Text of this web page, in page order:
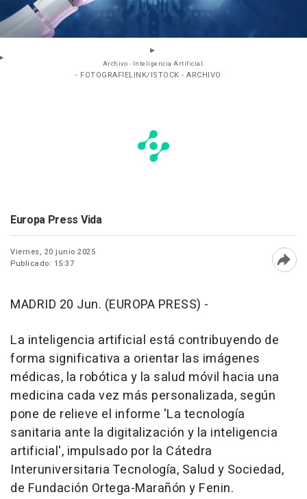
Archivo - Inteligencia Artificial.
- FOTOGRAFIELINK/ISTOCK - ARCHIVO
Europa Press Vida
Viernes, 20 junio 2025
Publicado: 15:37
MADRID 20 Jun. (EUROPA PRESS) -
La inteligencia artificial está contribuyendo de
forma significativa a orientar las imágenes
médicas, la robótica y la salud móvil hacia una
medicina cada vez más personalizada, según
pone de relieve el informe 'La tecnología
sanitaria ante la digitalización y la inteligencia
artificial', impulsado por la Cátedra
Interuniversitaria Tecnología, Salud y Sociedad,
de Fundación Ortega-Marañón y Fenin.